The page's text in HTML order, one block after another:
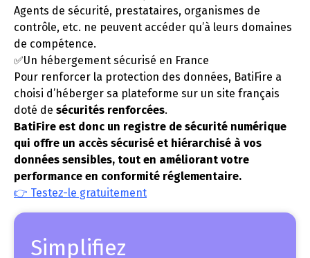
Agents de sécurité, prestataires, organismes de
contrôle, etc. ne peuvent accéder qu’à leurs domaines
de compétence.
✅Un hébergement sécurisé en France
Pour renforcer la protection des données, BatiFire a
choisi d’héberger sa plateforme sur un site français
doté de sécurités renforcées.
BatiFire est donc un registre de sécurité numérique
qui offre un accès sécurisé et hiérarchisé à vos
données sensibles, tout en améliorant votre
performance en conformité réglementaire.
👉 Testez-le gratuitement
Simplifiez